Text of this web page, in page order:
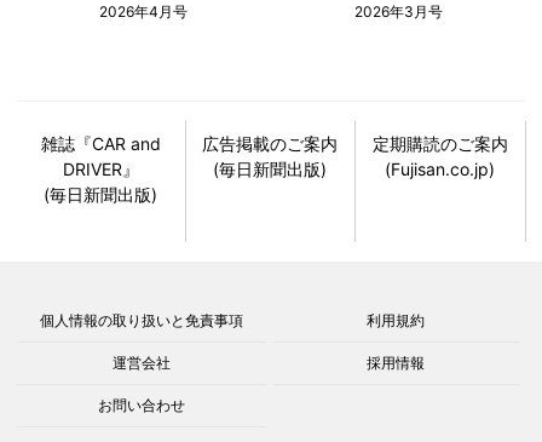
2026年4月号 2026年3月号
雑誌『CAR and
DRIVER』
(毎日新聞出版)
広告掲載のご案内
(毎日新聞出版)
定期購読のご案内
(Fujisan.co.jp)
個人情報の取り扱いと免責事項 利用規約
運営会社 採用情報
お問い合わせ